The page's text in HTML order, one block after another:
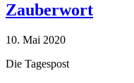
Zauberwort
10. Mai 2020
Die Tagespost